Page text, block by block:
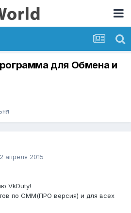
для Обмена и
апреля 2015
VkDuty!
по СММ(ПРО версия) и для всех